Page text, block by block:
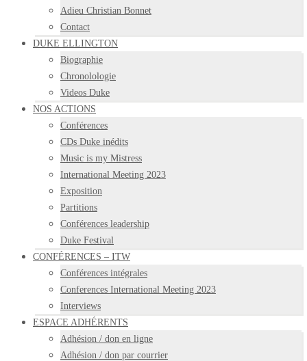
Adieu Christian Bonnet
Contact
DUKE ELLINGTON
Biographie
Chronolologie
Videos Duke
NOS ACTIONS
Conférences
CDs Duke inédits
Music is my Mistress
International Meeting 2023
Exposition
Partitions
Conférences leadership
Duke Festival
CONFÉRENCES – ITW
Conférences intégrales
Conferences International Meeting 2023
Interviews
ESPACE ADHÉRENTS
Adhésion / don en ligne
Adhésion / don par courrier